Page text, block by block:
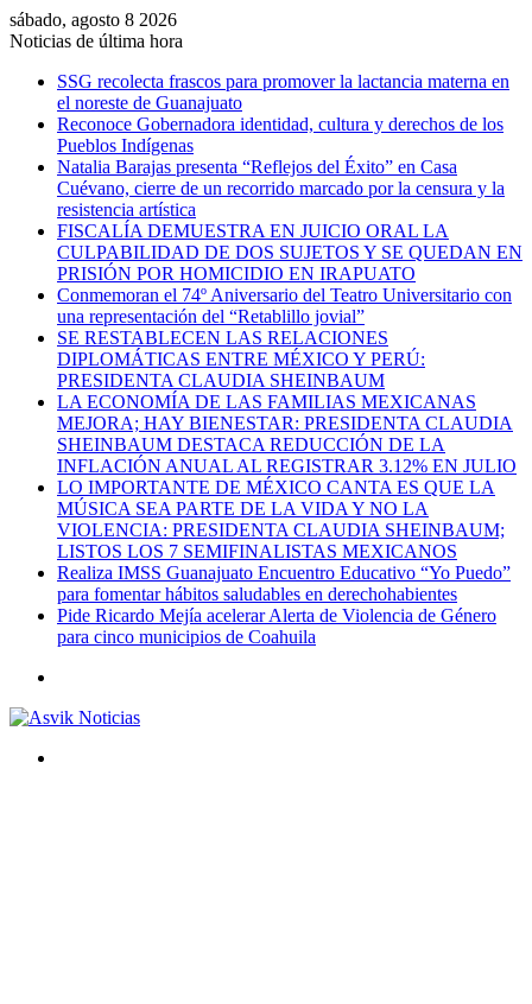
sábado, agosto 8 2026
Noticias de última hora
SSG recolecta frascos para promover la lactancia materna en
el noreste de Guanajuato
Reconoce Gobernadora identidad, cultura y derechos de los
Pueblos Indígenas
Natalia Barajas presenta “Reflejos del Éxito” en Casa
Cuévano, cierre de un recorrido marcado por la censura y la
resistencia artística
FISCALÍA DEMUESTRA EN JUICIO ORAL LA
CULPABILIDAD DE DOS SUJETOS Y SE QUEDAN EN
PRISIÓN POR HOMICIDIO EN IRAPUATO
Conmemoran el 74º Aniversario del Teatro Universitario con
una representación del “Retablillo jovial”
SE RESTABLECEN LAS RELACIONES
DIPLOMÁTICAS ENTRE MÉXICO Y PERÚ:
PRESIDENTA CLAUDIA SHEINBAUM
LA ECONOMÍA DE LAS FAMILIAS MEXICANAS
MEJORA; HAY BIENESTAR: PRESIDENTA CLAUDIA
SHEINBAUM DESTACA REDUCCIÓN DE LA
INFLACIÓN ANUAL AL REGISTRAR 3.12% EN JULIO
LO IMPORTANTE DE MÉXICO CANTA ES QUE LA
MÚSICA SEA PARTE DE LA VIDA Y NO LA
VIOLENCIA: PRESIDENTA CLAUDIA SHEINBAUM;
LISTOS LOS 7 SEMIFINALISTAS MEXICANOS
Realiza IMSS Guanajuato Encuentro Educativo “Yo Puedo”
para fomentar hábitos saludables en derechohabientes
Pide Ricardo Mejía acelerar Alerta de Violencia de Género
para cinco municipios de Coahuila